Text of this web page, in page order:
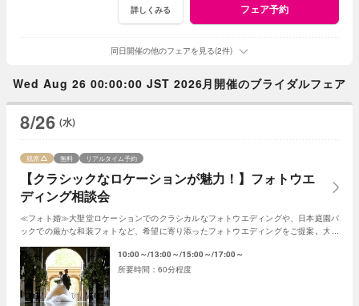
詳しくみる フェア予約
同日開催の他のフェアを見る(2件)
Wed Aug 26 00:00:00 JST 2026月開催のブライダルフェア
8/26 (水)
【クラシックなロケーションが魅力！】フォトウエ
ディング相談会
残席 無料 リアルタイム予約
≪フォト婚≫大聖堂ロケーションでのクラシカルなフォトウエディングや、日本庭園バ
ックでの厳かな和装フォトなど、希望に寄り添ったフォトウエディングをご提案。大聖
10:00～ 13:00～ 15:00～ 17:00～
60分程度